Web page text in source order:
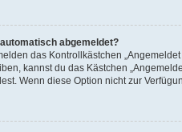
abgemeldet?
das Kontrollkästchen
kannst du das Kästchen
Wenn diese Option nicht zur